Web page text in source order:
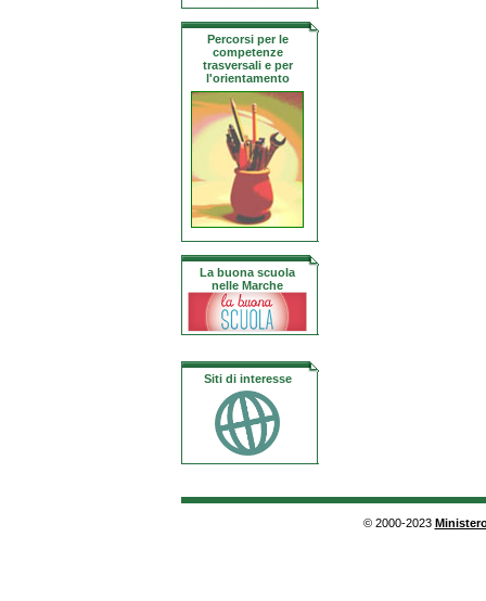
Percorsi per le
competenze
trasversali e per
l'orientamento
La buona scuola
nelle Marche
Siti di interesse
© 2000-2023